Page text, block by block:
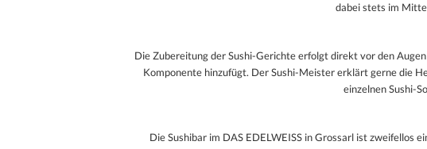
dabei stets im
Die Zubereitung der Sushi-Gerichte erfolgt direkt vor den
Komponente hinzufügt. Der Sushi-Meister erklärt gerne die
einzelnen Sushi-
Die Sushibar im DAS EDELWEISS in Grossarl ist zweifellos